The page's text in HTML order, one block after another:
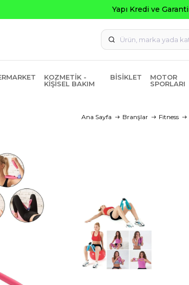
KOZMETIK -
KIŞISEL BAKIM
BISIKLET
MOTOR
SPORLARI
Ana Sayfa Branşlar Fitness